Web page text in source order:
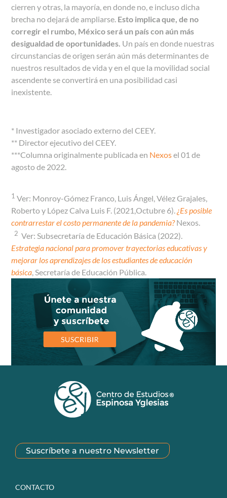
cierren y otras, la mayoría, en donde no, e incluso dicha
brecha no dejará de ampliarse. Esto implica que, de no
corregir el rumbo, México será un país con aún más
desigualdad de oportunidades. Un país en donde nuestras
circunstancias de origen serán aún más determinantes de
nuestros resultados de vida y en el que la movilidad social
ascendente se convertirá en una posibilidad casi
inexistente.
* Investigador asociado externo del CEEY.
** Director ejecutivo del CEEY.
***Columna originalmente publicada en Nexosel 01 de
agosto de 2022.
1 Ver: Monroy-Gómez Franco, Luis Ángel, Vélez Grajales,
Roberto y López Calva Luis F. (2021,Octubre 6).¿Es posible
contrarrestar el costo permanente de la pandemia?Nexos.
2 Ver: Subsecretaría de Educación Básica (2022).
Estrategia nacional para promover trayectorias educativas y
mejorar los aprendizajes de los estudiantes de educación
básica, Secretaría de Educación Pública.
Suscríbete a nuestro Newsletter
CONTACTO